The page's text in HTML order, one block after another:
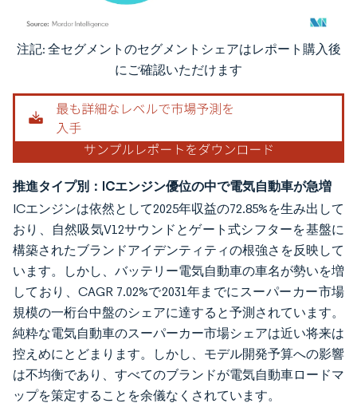
画像 © Mordor Intelligence。再利用にはCC BY 4.0の表示が必要です。
注記: 全セグメントのセグメントシェアはレポート購入後
にご確認いただけます
推進タイプ別：ICエンジン優位の中で電気自動車が急増
ICエンジンは依然として2025年収益の72.85%を生み出して
おり、自然吸気V12サウンドとゲート式シフターを基盤に
構築されたブランドアイデンティティの根強さを反映して
います。しかし、バッテリー電気自動車の車名が勢いを増
しており、CAGR 7.02%で2031年までにスーパーカー市場
規模の一桁台中盤のシェアに達すると予測されています。
純粋な電気自動車のスーパーカー市場シェアは近い将来は
控えめにとどまります。しかし、モデル開発予算への影響
は不均衡であり、すべてのブランドが電気自動車ロードマ
ップを策定することを余儀なくされています。